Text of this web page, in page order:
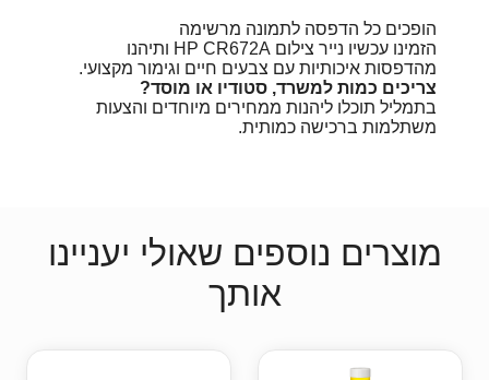
הופכים כל הדפסה לתמונה מרשימה
הזמינו עכשיו נייר צילום HP CR672A ותיהנו
מהדפסות איכותיות עם צבעים חיים וגימור מקצועי.
צריכים כמות למשרד, סטודיו או מוסד?
בתמליל תוכלו ליהנות ממחירים מיוחדים והצעות
משתלמות ברכישה כמותית.
מוצרים נוספים שאולי יעניינו
אותך